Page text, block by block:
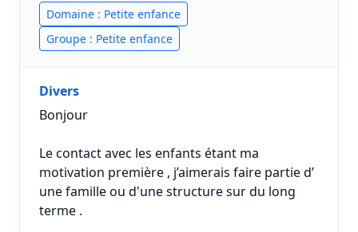
Domaine : Petite enfance
Groupe : Petite enfance
Divers
Bonjour
Le contact avec les enfants étant ma
motivation première , j’aimerais faire partie d’
une famille ou d'une structure sur du long
terme .